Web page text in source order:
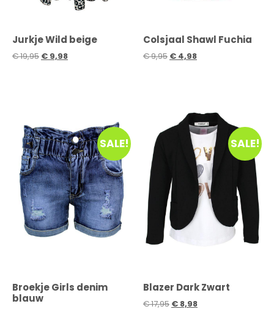
Jurkje Wild beige
€19,95 € 9,98
Colsjaal Shawl Fuchia
€9,95 € 4,98
SALE!
Broekje Girls denim
blauw
SALE!
Blazer Dark Zwart
€17,95 € 8,98